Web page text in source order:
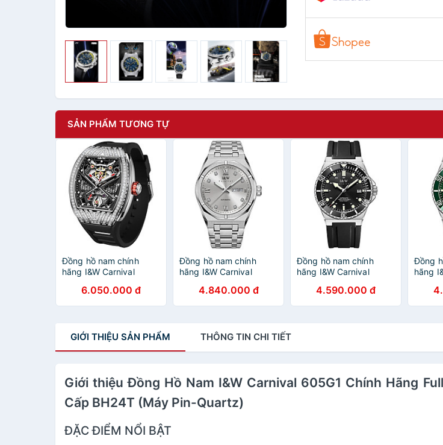
SẢN PHẨM TƯƠNG TỰ
Đồng hồ nam chính
hãng I&W Carnival
chống xước,Chống
nước 50m,BH24
hãng chống nước tuyệt
6.050.000 đ
Đồng hồ nam chính
hãng I&W Carnival
fullbox, Kính chống
xước,Chống nước
Automatic,dây kim loại
4.840.000 đ
Đồng hồ nam chính
hãng I&W Carnival
fullbox ,Kính chống
xước,Chống nước
4.590.000 đ
Đồng
hãng
GIỚI THIỆU SẢN PHẨM THÔNG TIN CHI TIẾT
Giới thiệu Đồng Hồ Nam I&W Carnival 605G1 Chính Hãng
Cấp BH24T (Máy Pin-Quartz)
ĐẶC ĐIỂM NỔI BẬT